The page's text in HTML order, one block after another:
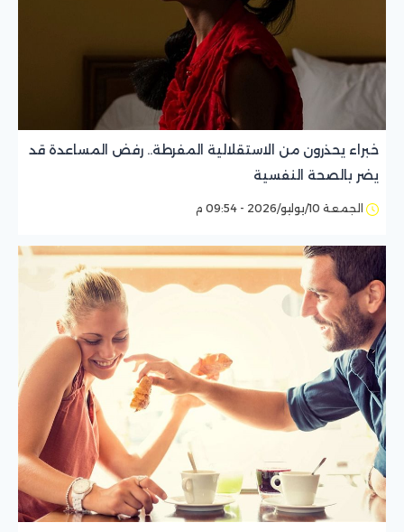
خبراء يحذرون من الاستقلالية المفرطة.. رفض المساعدة قد
يضر بالصحة النفسية
الجمعة 10/يوليو/2026 - 09:54 م